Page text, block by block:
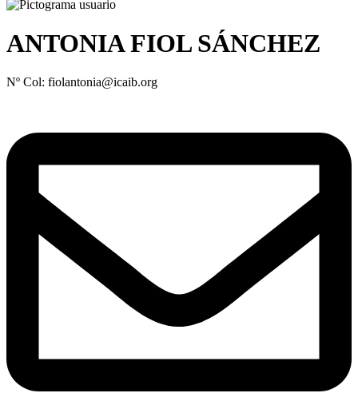
ANTONIA FIOL SÁNCHEZ
Nº Col: fiolantonia@icaib.org